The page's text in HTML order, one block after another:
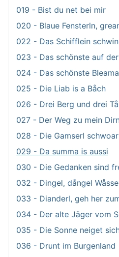
019 - Bist du net bei mir
020 - Blaue Fensterln,
022 - Das Schifflein
023 - Das schönste auf
024 - Das schönste
025 - Die Liab is a Båch
026 - Drei Berg und drei
027 - Der Weg zu mein
028 - Die Gamserl
029 - Da summa is aussi
030 - Die Gedanken sind
032 - Dingel, dångel
033 - Dianderl, geh her
034 - Der alte Jäger vom
035 - Die Sonne neiget
036 - Drunt im Burgenland